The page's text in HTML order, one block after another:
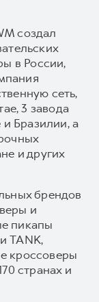
создал
в России,
сеть,
3 завода
Бразилии, а
и других
брендов
и
пикапы
TANK,
кроссоверы
странах и